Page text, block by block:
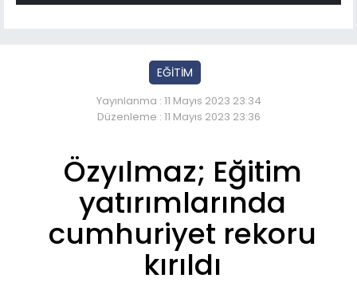
EĞİTİM
Yayınlanma : 11 Mayıs 2023 23:34
Düzenleme : 11 Mayıs 2023 23:36
Özyılmaz; Eğitim
yatırımlarında
cumhuriyet rekoru
kırıldı